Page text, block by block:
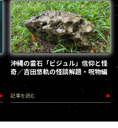
沖縄の霊石「ビジュル」信仰と怪
奇／吉田悠軌の怪談解題・呪物編
記事を読む